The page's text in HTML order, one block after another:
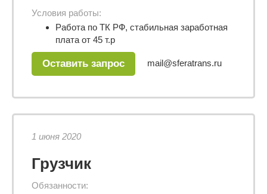
Условия работы:
Работа по ТК РФ, стабильная заработная
плата от 45 т.р
Оставить запрос mail@sferatrans.ru
1 июня 2020
Грузчик
Обязанности: